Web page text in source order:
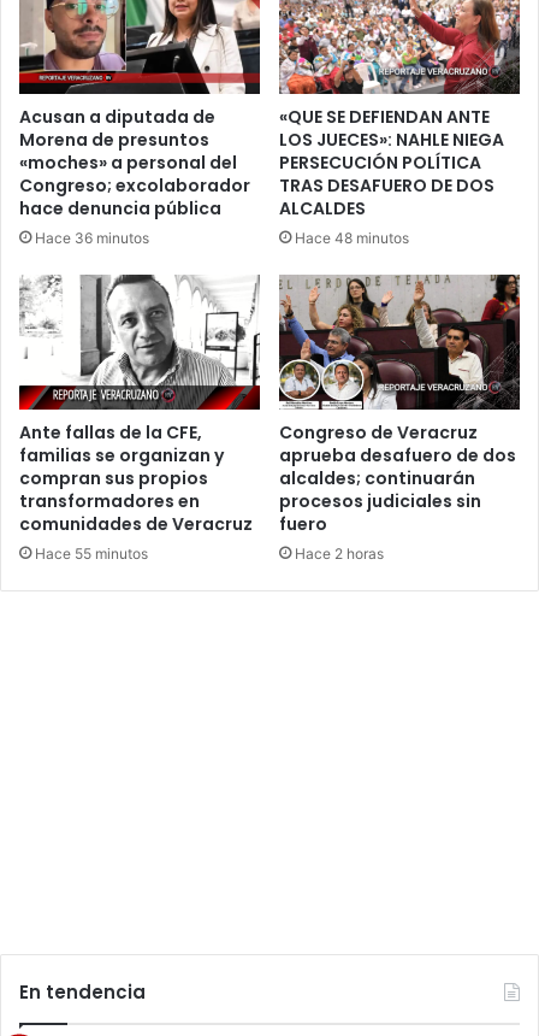
Acusan a diputada de
Morena de presuntos
«moches» a personal del
Congreso; excolaborador
hace denuncia pública
Hace 36 minutos
«QUE SE DEFIENDAN ANTE
LOS JUECES»: NAHLE NIEGA
PERSECUCIÓN POLÍTICA
TRAS DESAFUERO DE DOS
ALCALDES
Hace 48 minutos
Ante fallas de la CFE,
familias se organizan y
compran sus propios
transformadores en
comunidades de Veracruz
Hace 55 minutos
Congreso de Veracruz
aprueba desafuero de dos
alcaldes; continuarán
procesos judiciales sin
fuero
Hace 2 horas
En tendencia